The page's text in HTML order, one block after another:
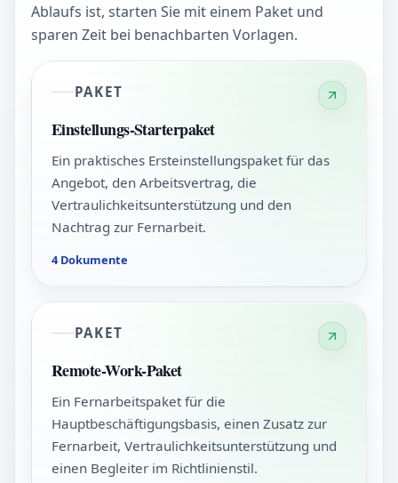
Ablaufs ist, starten Sie mit einem Paket und
sparen Zeit bei benachbarten Vorlagen.
PAKET
Einstellungs-Starterpaket
Ein praktisches Ersteinstellungspaket für das
Angebot, den Arbeitsvertrag, die
Vertraulichkeitsunterstützung und den
Nachtrag zur Fernarbeit.
4 Dokumente
PAKET
Remote-Work-Paket
Ein Fernarbeitspaket für die
Hauptbeschäftigungsbasis, einen Zusatz zur
Fernarbeit, Vertraulichkeitsunterstützung und
einen Begleiter im Richtlinienstil.